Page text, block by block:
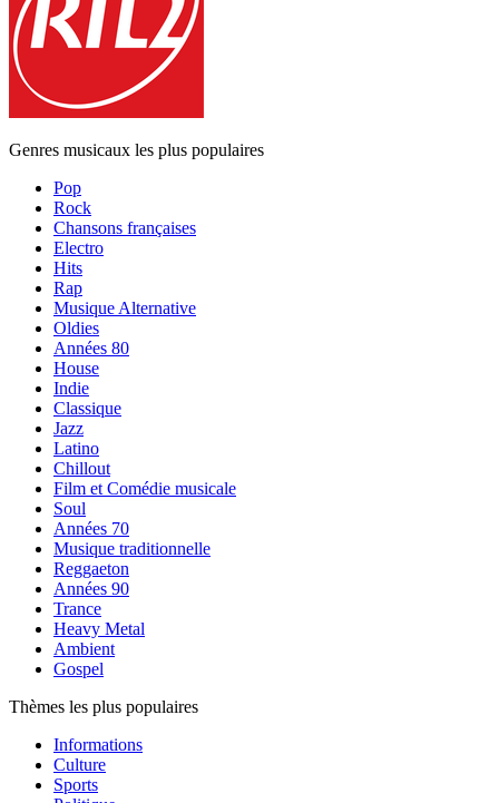
Genres musicaux les plus populaires
Pop
Rock
Chansons françaises
Electro
Hits
Rap
Musique Alternative
Oldies
Années 80
House
Indie
Classique
Jazz
Latino
Chillout
Film et Comédie musicale
Soul
Années 70
Musique traditionnelle
Reggaeton
Années 90
Trance
Heavy Metal
Ambient
Gospel
Thèmes les plus populaires
Informations
Culture
Sports